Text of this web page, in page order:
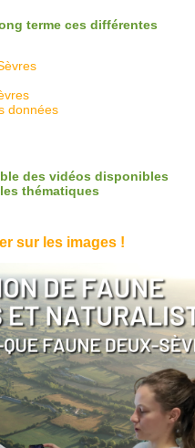
terme ces différentes
données
des vidéos disponibles
thématiques
sur les images !